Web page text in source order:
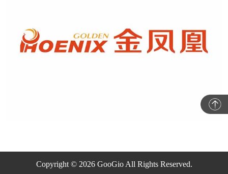
Copyright © 2026 GooGio All Rights Reserved.